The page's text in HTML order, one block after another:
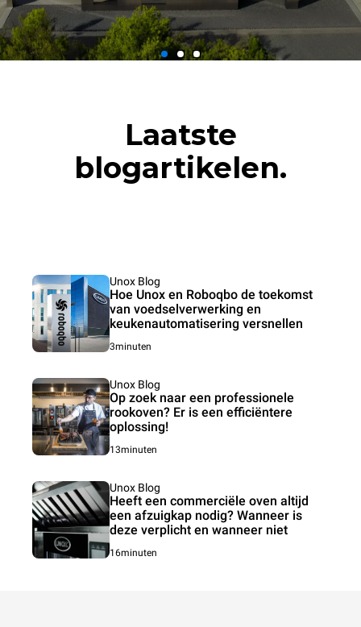
Laatste
blogartikelen.
Unox Blog
Hoe Unox en Roboqbo de toekomst
van voedselverwerking en
keukenautomatisering versnellen
3minuten
Unox Blog
Op zoek naar een professionele
rookoven? Er is een efficiëntere
oplossing!
13minuten
Unox Blog
Heeft een commerciële oven altijd
een afzuigkap nodig? Wanneer is
deze verplicht en wanneer niet
16minuten